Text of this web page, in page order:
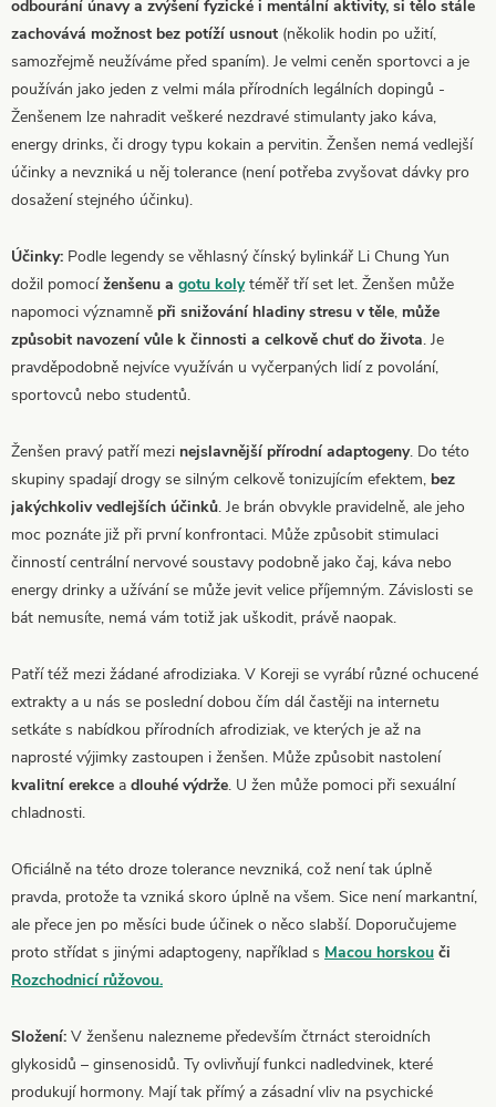
odbourání únavy a zvýšení fyzické i mentální aktivity, si tělo stále
zachovává možnost bez potíží usnout (několik hodin po užití,
samozřejmě neužíváme před spaním). Je velmi ceněn sportovci a je
používán jako jeden z velmi mála přírodních legálních dopingů -
Ženšenem lze nahradit veškeré nezdravé stimulanty jako káva,
energy drinks, či drogy typu kokain a pervitin. Ženšen nemá vedlejší
účinky a nevzniká u něj tolerance (není potřeba zvyšovat dávky pro
dosažení stejného účinku).
Účinky: Podle legendy se věhlasný čínský bylinkář Li Chung Yun
dožil pomocíženšenu a gotu kolytéměř tří set let. Ženšen může
napomoci významně při snižování hladiny stresu v těle, může
způsobit navození vůle k činnosti a celkově chuť do života. Je
pravděpodobně nejvíce využíván u vyčerpaných lidí z povolání,
sportovců nebo studentů.
Ženšen pravý patří mezi nejslavnější přírodní adaptogeny. Do této
skupiny spadají drogy se silným celkově tonizujícím efektem, bez
jakýchkoliv vedlejších účinků. Je brán obvykle pravidelně, ale jeho
moc poznáte již při první konfrontaci. Může způsobit stimulaci
činností centrální nervové soustavy podobně jako čaj, káva nebo
energy drinky a užívání se může jevit velice příjemným. Závislosti se
bát nemusíte, nemá vám totiž jak uškodit, právě naopak.
Patří též mezi žádané afrodiziaka. V Koreji se vyrábí různé ochucené
extrakty a u nás se poslední dobou čím dál častěji na internetu
setkáte s nabídkou přírodních afrodiziak, ve kterých je až na
naprosté výjimky zastoupen i ženšen. Může způsobit nastolení
kvalitní erekce a dlouhé výdrže. U žen může pomoci při sexuální
chladnosti.
Oficiálně na této droze tolerance nevzniká, což není tak úplně
pravda, protože ta vzniká skoro úplně na všem. Sice není markantní,
ale přece jen po měsíci bude účinek o něco slabší. Doporučujeme
proto střídat s jinými adaptogeny, například s Macou horskou či
Rozchodnicí růžovou.
Složení: V ženšenu nalezneme především čtrnáct steroidních
glykosidů – ginsenosidů. Ty ovlivňují funkci nadledvinek, které
produkují hormony. Mají tak přímý a zásadní vliv na psychické